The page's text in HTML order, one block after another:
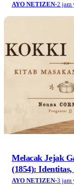
AYO NETIZEN·2 jam
Melacak Jejak
(1854):
AYO NETIZEN·3 jam